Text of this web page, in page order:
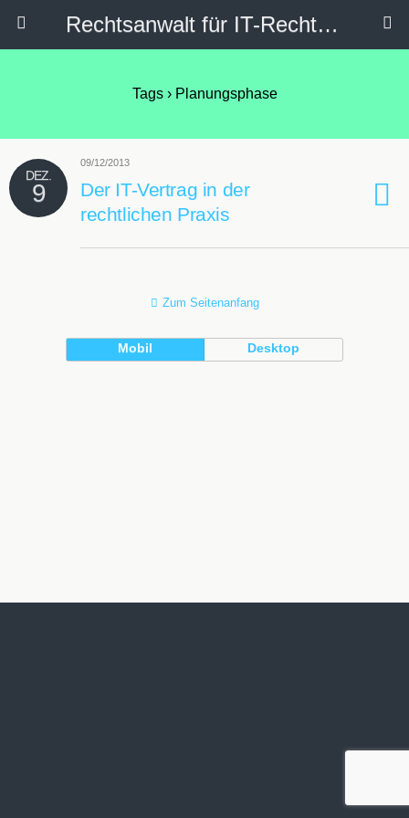
Rechtsanwalt für IT-Recht, Internetrecht, Datenschutz & Social Media
Tags › Planungsphase
DEZ.
9
09/12/2013
Der IT-Vertrag in der
rechtlichen Praxis
Zum Seitenanfang
Mobil Desktop